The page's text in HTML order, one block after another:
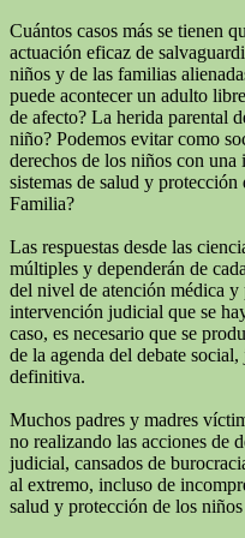
Cuántos casos más se tienen
actuación eficaz de
niños y de las familias
puede acontecer un adulto
de afecto? La herida parental
niño? Podemos evitar como
derechos de los niños con
sistemas de salud y
Familia?
Las respuestas desde las
múltiples y dependerán de
del nivel de atención médica
intervención judicial que se
caso, es necesario que se
de la agenda del debate
definitiva.
Muchos padres y madres
no realizando las acciones de
judicial, cansados de
al extremo, incluso de
salud y protección de los